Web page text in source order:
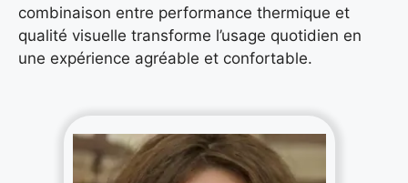
combinaison entre performance thermique et
qualité visuelle transforme l’usage quotidien en
une expérience agréable et confortable.